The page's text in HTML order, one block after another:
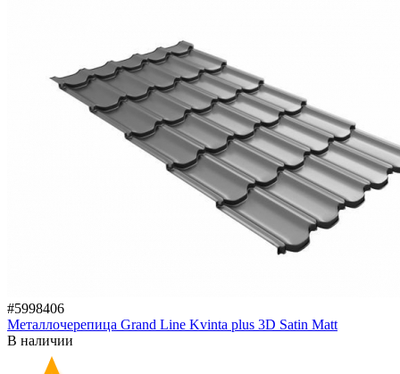
#5998406
Металлочерепица Grand Line Kvinta plus 3D Satin Matt
В наличии